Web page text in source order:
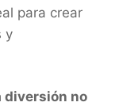
para crear
y
diversión no